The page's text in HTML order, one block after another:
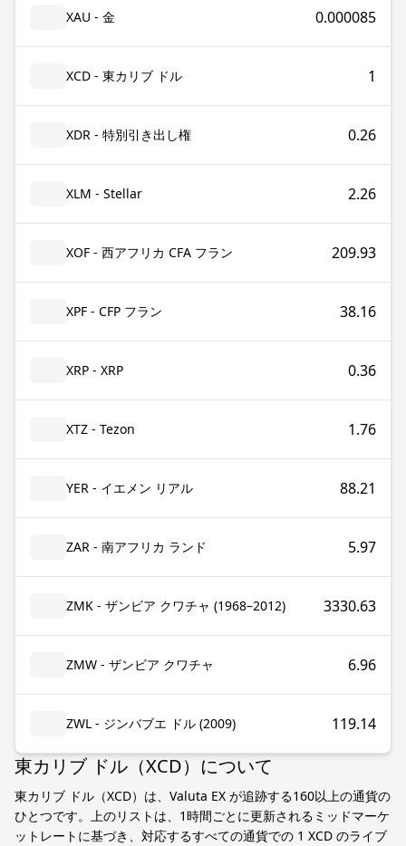
XAU - 金 0.000085
XCD - 東カリブ ドル 1
XDR - 特別引き出し権 0.26
XLM - Stellar 2.26
XOF - 西アフリカ CFA フラン 209.93
XPF - CFP フラン 38.16
XRP - XRP 0.36
XTZ - Tezon 1.76
YER - イエメン リアル 88.21
ZAR - 南アフリカ ランド 5.97
ZMK - ザンビア クワチャ (1968–2012) 3330.63
ZMW - ザンビア クワチャ 6.96
ZWL - ジンバブエ ドル (2009) 119.14
東カリブ ドル（XCD）について
東カリブ ドル（XCD）は、Valuta EX が追跡する160以上の通貨の
ひとつです。上のリストは、1時間ごとに更新されるミッドマーケ
ットレートに基づき、対応するすべての通貨での 1 XCD のライブ